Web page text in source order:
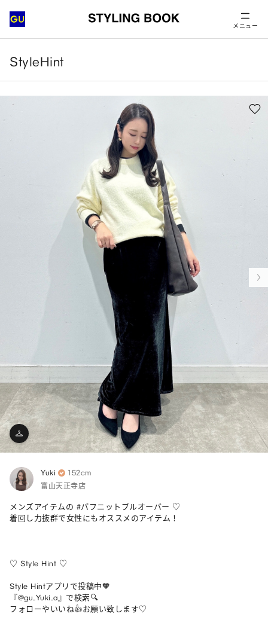
メニュー
StyleHint
Yuki 152cm
富山天正寺店
メンズアイテムの #パフニットプルオーバー ♡
着回し力抜群で女性にもオススメのアイテム！
♡ Style Hint ♡
Style Hintアプリで投稿中🧡
『@gu_Yuki_a』で検索🔍
フォローやいいね👍お願い致します♡